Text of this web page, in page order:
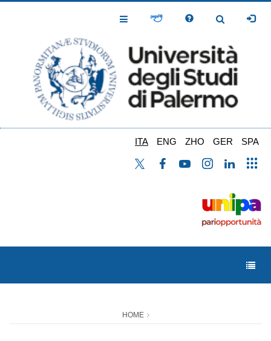
Toggle
Toggle
ITA ENG ZHO GER SPA
HOME